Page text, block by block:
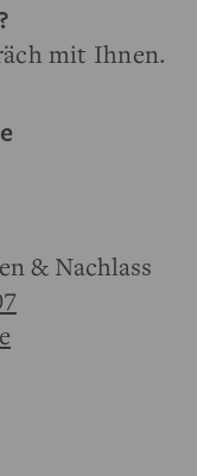
mit Ihnen.
& Nachlass